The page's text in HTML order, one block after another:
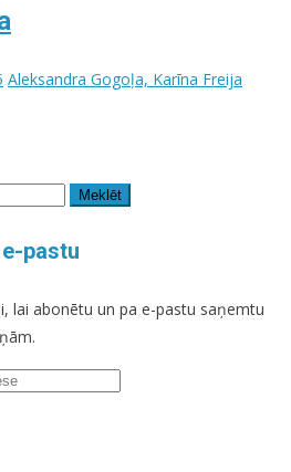
Aleksandra Gogoļa, Karīna Freija
pastu
lai abonētu un pa e-pastu saņemtu